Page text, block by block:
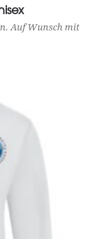
Auf Wunsch mit